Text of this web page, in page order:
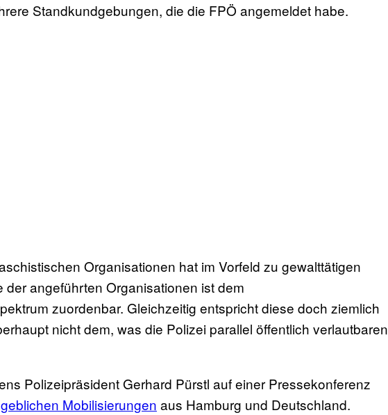
Standkundgebungen, die die FPÖ angemeldet habe.
Organisationen hat im Vorfeld zu gewalttätigen
der angeführten Organisationen ist dem
zuordenbar. Gleichzeitig entspricht diese doch ziemlich
nicht dem, was die Polizei parallel öffentlich verlautbaren
Polizeipräsident Gerhard Pürstl auf einer Pressekonferenz
Mobilisierungen aus Hamburg und Deutschland.